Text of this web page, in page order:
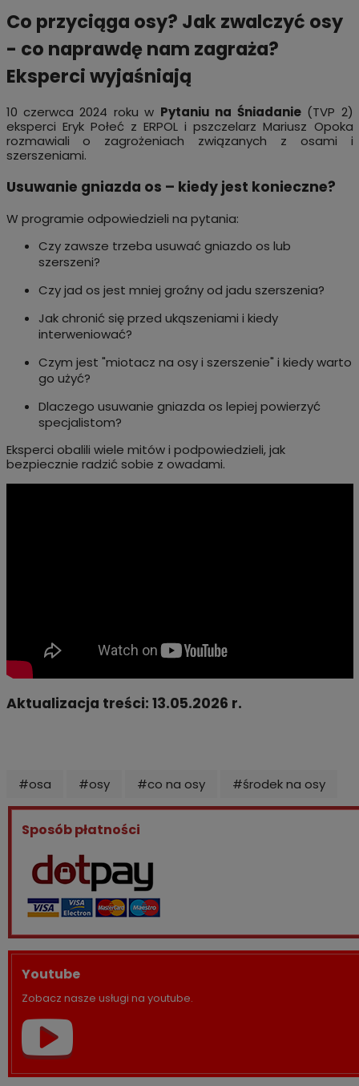
Co przyciąga osy? Jak zwalczyć osy
- co naprawdę nam zagraża?
Eksperci wyjaśniają
10 czerwca 2024 roku w Pytaniu na Śniadanie(TVP 2)
eksperci Eryk Połeć z ERPOL i pszczelarz Mariusz Opoka
rozmawiali o zagrożeniach związanych z osami i
szerszeniami.
Usuwanie gniazda os – kiedy jest konieczne?
W programie odpowiedzieli na pytania:
Czy zawsze trzeba usuwać gniazdo os lub
szerszeni?
Czy jad os jest mniej groźny od jadu szerszenia?
Jak chronić się przed ukąszeniami i kiedy
interweniować?
Czym jest "miotacz na osy i szerszenie" i kiedy warto
go użyć?
Dlaczego usuwanie gniazda os lepiej powierzyć
specjalistom?
Eksperci obalili wiele mitów i podpowiedzieli, jak
bezpiecznie radzić sobie z owadami.
Aktualizacja treści: 13.05.2026 r.
#osa #osy #co na osy #środek na osy
Sposób płatności
Youtube
Zobacz nasze usługi na youtube.